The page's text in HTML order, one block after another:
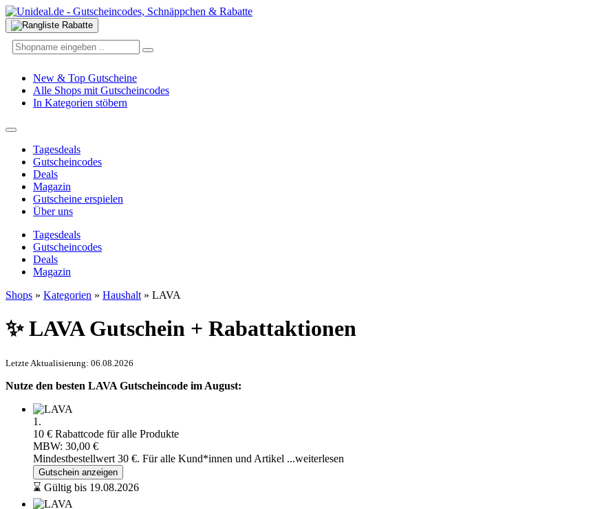
New & Top Gutscheine
Alle Shops mit Gutscheincodes
In Kategorien stöbern
Tagesdeals
Gutscheincodes
Deals
Magazin
Gutscheine erspielen
Über uns
Tagesdeals
Gutscheincodes
Deals
Magazin
Shops » Kategorien » Haushalt » LAVA
✨ LAVA Gutschein + Rabattaktionen
Letzte Aktualisierung: 06.08.2026
Nutze den besten LAVA Gutscheincode im August:
1.
10 € Rabattcode für alle Produkte
MBW: 30,00 €
Mindestbestellwert 30 €. Für alle Kund*innen und Artikel ...weiterlesen
Gutschein anzeigen
⌛ Gültig bis 19.08.2026